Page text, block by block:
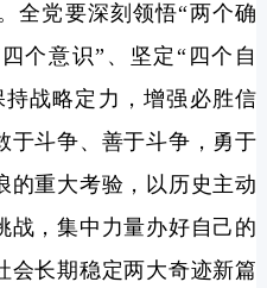
全党要深刻领悟“两个确
个意识”、坚定“四个自
战略定力，增强必胜信
于斗争、善于斗争，勇于
的重大考验，以历史主动
战，集中力量办好自己的
会长期稳定两大奇迹新篇